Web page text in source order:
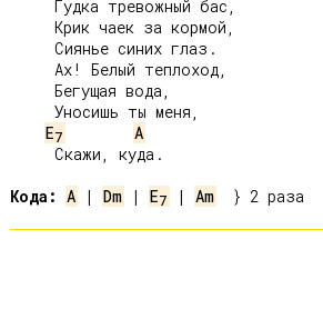
E7
A
Кода: A | Dm | E7 | Am